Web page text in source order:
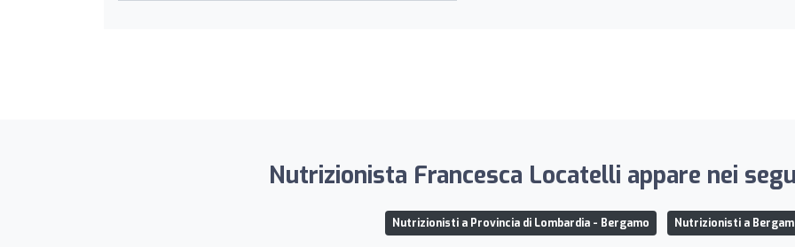
Nutrizionista Francesca Locatelli appare nei
Nutrizionisti a Provincia di Lombardia - Bergamo Nutrizionisti a